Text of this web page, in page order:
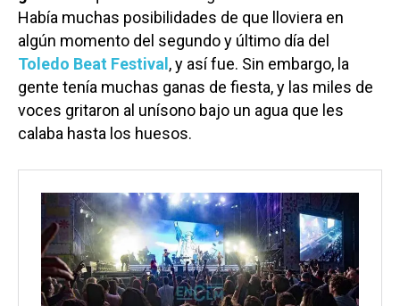
Había muchas posibilidades de que lloviera en
algún momento del segundo y último día del
Toledo Beat Festival , y así fue. Sin embargo, la
gente tenía muchas ganas de fiesta, y las miles de
voces gritaron al unísono bajo un agua que les
calaba hasta los huesos.